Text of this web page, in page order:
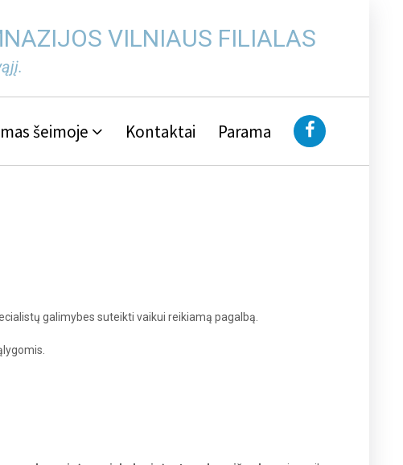
VILNIAUS FILIALAS
šeimoje Kontaktai Parama
galimybes suteikti vaikui reikiamą pagalbą.